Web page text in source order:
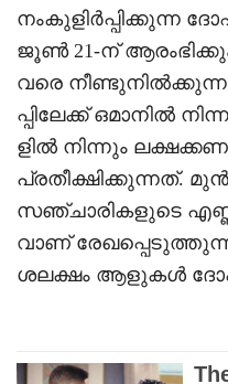
നംകുളിർപ്പിക്കുന്ന
ജൂൺ 21-ന്
വരെ
പ്പിലേക്ക് ഒമാനിൽ
ളിൽ നിന്നും
പ്രതീക്ഷിക്കുന്നത്.
സഞ്ചാരികളുടെ
വാണ്
ശലക്ഷം ആളുകൾ